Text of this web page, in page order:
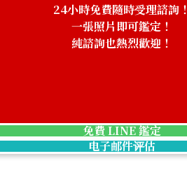
24小時免費隨時受理諮詢！
一張照片即可鑑定！
純諮詢也熱烈歡迎！
免費 LINE 鑑定
电子邮件评估